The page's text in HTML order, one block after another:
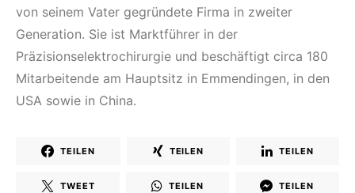
von seinem Vater gegründete Firma in zweiter
Generation. Sie ist Marktführer in der
Präzisionselektrochirurgie und beschäftigt circa 180
Mitarbeitende am Hauptsitz in Emmendingen, in den
USA sowie in China.
TEILEN TEILEN TEILEN
TWEET TEILEN TEILEN